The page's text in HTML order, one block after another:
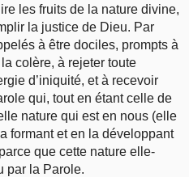
les fruits de la nature divine,
la justice de Dieu. Par
à être dociles, prompts à
colère, à rejeter toute
d’iniquité, et à recevoir
qui, tout en étant celle de
nature qui est en nous (elle
formant et en la développant
que cette nature elle-
par la Parole.